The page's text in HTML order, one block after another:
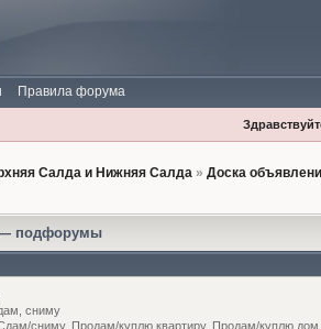
Правила форума
Салда и Нижняя Салда» Доска
— подфорумы
сниму
сниму, Продам/куплю квартиру, Продам/куплю